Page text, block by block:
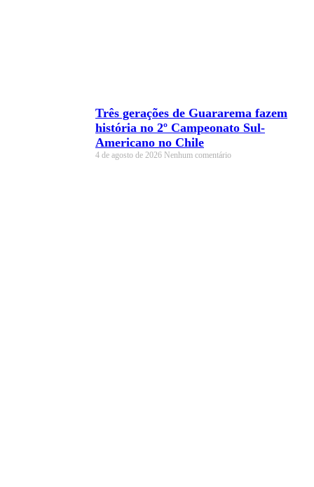
Três gerações de Guararema fazem
história no 2º Campeonato Sul-
Americano no Chile
4 de agosto de 2026 Nenhum comentário